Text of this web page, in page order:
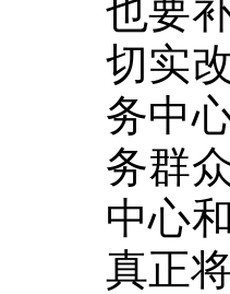
也要
切实
务中
务群
中心
真正